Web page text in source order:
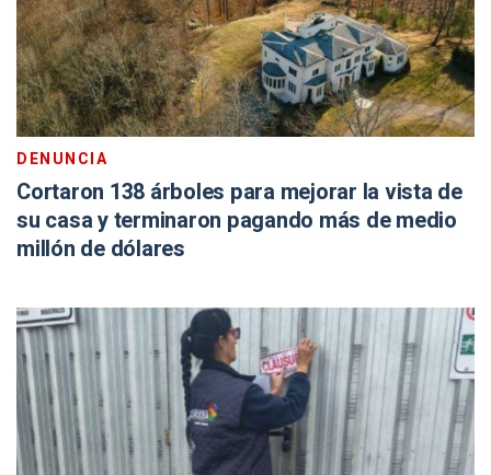
DENUNCIA
Cortaron 138 árboles para mejorar la vista de
su casa y terminaron pagando más de medio
millón de dólares